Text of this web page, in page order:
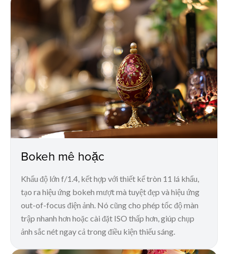
Bokeh mê hoặc
Khẩu độ lớn f/1.4, kết hợp với thiết kế tròn 11 lá khẩu,
tạo ra hiệu ứng bokeh mượt mà tuyệt đẹp và hiệu ứng
out-of-focus điện ảnh. Nó cũng cho phép tốc độ màn
trập nhanh hơn hoặc cài đặt ISO thấp hơn, giúp chụp
ảnh sắc nét ngay cả trong điều kiện thiếu sáng.